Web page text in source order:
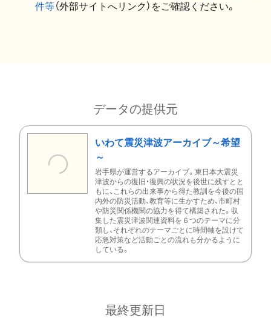
件等（外部サイトへリンク）をご確認ください。
データの提供元
いわて震災津波アーカイブ～希望
～
岩手県が運営するアーカイブ。東日本大震災
津波からの復旧・復興の状況を後世に残すとと
もに、これらの出来事から得た教訓を今後の国
内外の防災活動、教育等に生かすため、市町村
や防災関係機関の協力を得て構築された。収
集した震災津波関連資料を６つのテーマに分
類し、それぞれのテーマごとに時間軸を設けて
応急対策など活動ごとの流れも分かるように
している。
最終更新日